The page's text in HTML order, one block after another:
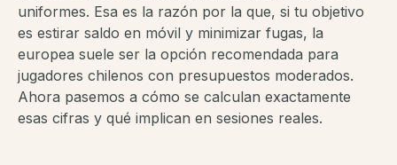
uniformes. Esa es la razón por la que, si tu objetivo
es estirar saldo en móvil y minimizar fugas, la
europea suele ser la opción recomendada para
jugadores chilenos con presupuestos moderados.
Ahora pasemos a cómo se calculan exactamente
esas cifras y qué implican en sesiones reales.